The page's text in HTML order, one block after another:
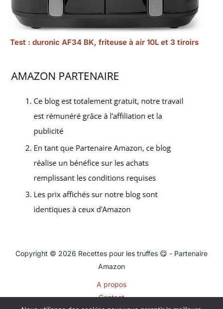
Test : duronic AF34 BK, friteuse à air 10L et 3 tiroirs
Copyright © 2026 Recettes pour les truffes 😋 - Partenaire
Amazon
A propos
Contact